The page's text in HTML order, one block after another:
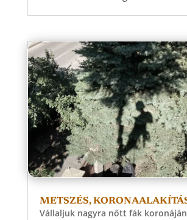
METSZÉS,
Vállaljuk nagyra nőtt fák